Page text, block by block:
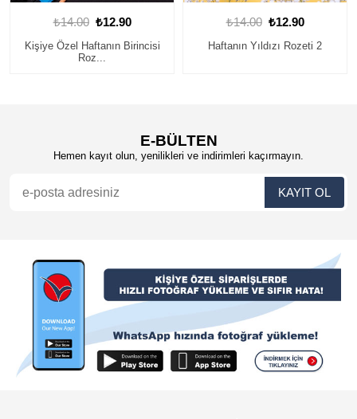
₺14.00 ₺12.90
Haftanın Yıldızı Rozeti 2
₺14.00 ₺12.90
Awesome 1
E-BÜLTEN
Hemen kayıt olun, yenilikleri ve indirimleri kaçırmayın.